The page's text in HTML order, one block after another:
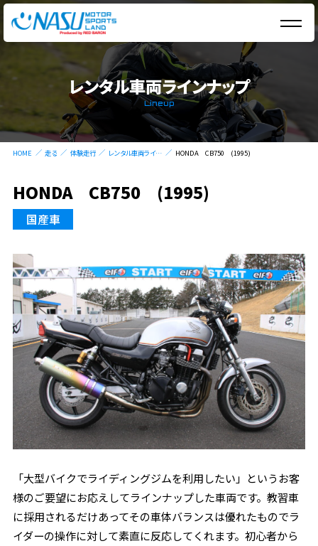
レンタル車両ラインナップ
Lineup
HOME 走る 体験走行 レンタル車両ラインナップ HONDA CB750 (1995)
HONDA CB750 (1995)
国産車
「大型バイクでライディングジムを利用したい」というお客
様のご要望にお応えしてラインナップした車両です。教習車
に採用されるだけあってその車体バランスは優れたものでラ
イダーの操作に対して素直に反応してくれます。初心者から